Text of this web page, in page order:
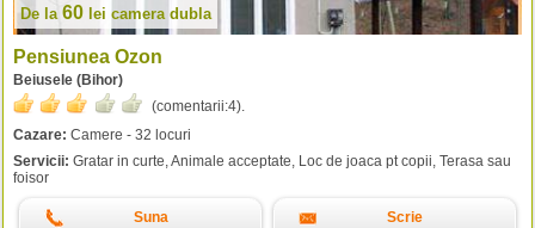
De la 60 lei camera dubla
Pensiunea Ozon
Beiusele (Bihor)
(comentarii:4).
Cazare: Camere - 32 locuri
Servicii: Gratar in curte, Animale acceptate, Loc de joaca pt copii, Terasa sau
foisor
Suna Scrie